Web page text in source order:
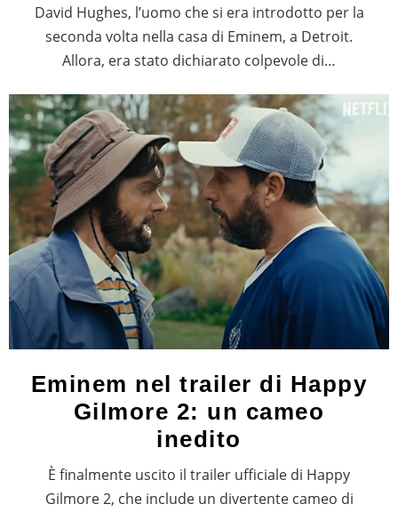
David Hughes, l’uomo che si era introdotto per la
seconda volta nella casa di Eminem, a Detroit.
Allora, era stato dichiarato colpevole di…
Eminem nel trailer di Happy
Gilmore 2: un cameo
inedito
È finalmente uscito il trailer ufficiale di Happy
Gilmore 2, che include un divertente cameo di